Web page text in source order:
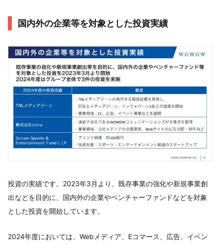
国内外の企業等を対象とした投資実績
投資の実績です。2023年3月より、既存事業の強化や新規事業創
出などを目的に、国内外の企業やベンチャーファンドなどを対象
とした投資を開始しています。
2024年度においては、Webメディア、Eコマース、広告、イベン